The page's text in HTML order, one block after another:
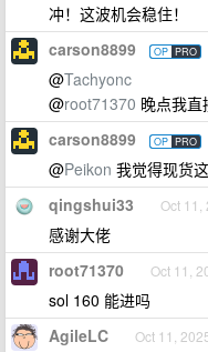
冲！这波机会稳住！
carson8899 OP PRO
@Tachyonc
@root71370 晚点我
carson8899 OP PRO
@Peikon 我觉得现货
qingshui33 Oct 11,
感谢大佬
root71370 Oct 11,
sol 160 能进吗
AgileLC Oct 11,